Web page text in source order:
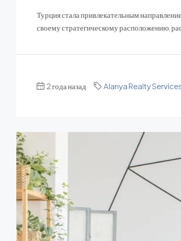
Турция стала привлекательным
своему стратегическому расположению,
2 года назад Alanya Realty